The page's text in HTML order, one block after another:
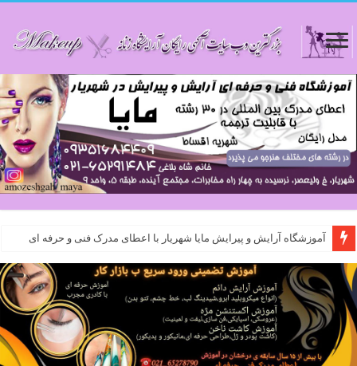
آموزشگاه آرایش و پیرایش مایا شهریار با اعطای مدرک فنی و حرفه ای